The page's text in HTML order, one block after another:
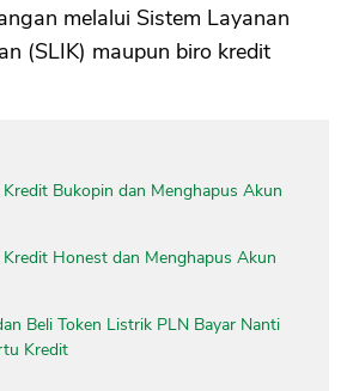
melalui Sistem Layanan
(SLIK) maupun biro kredit
Bukopin dan Menghapus Akun
Honest dan Menghapus Akun
Beli Token Listrik PLN Bayar Nanti
Kredit